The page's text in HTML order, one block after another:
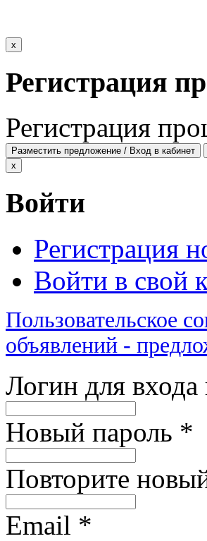
x
Регистрация
Регистрация
Разместить предложение / Вход в кабинет
x
Войти
Регистрация
Войти в свой
Пользовательское
объявлений -
Логин для
Новый пароль *
Повторите
Email *